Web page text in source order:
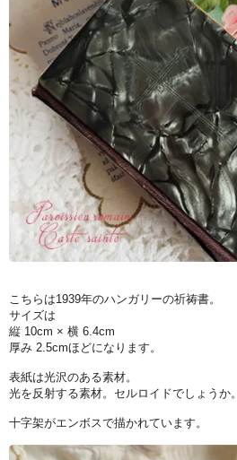
こちらは1939年のハンガリーの祈祷書。
サイズは
縦 10cm × 横 6.4cm
厚み 2.5cmほどになります。
表紙は光沢のある素材。
光を反射する素材。セルロイドでしょうか。
十字架がエンボスで描かれています。